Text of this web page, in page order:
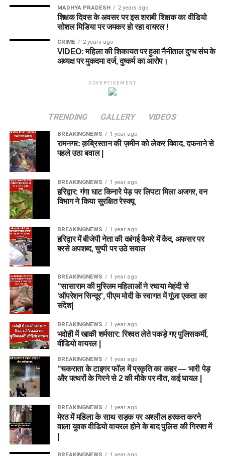
MADHYA PRADESH 2 years ago
शिक्षक दिवस के अवसर पर इस शराबी शिक्षक का वीडियो
सोशल मिडिया पर जमकर हो रहा वायरल !
CRIME 2 years ago
VIDEO: महिला की शिकायत पर हुआ नैनीताल दुग्ध संघ के
अध्यक्ष पर मुकदमा दर्ज, दुष्कर्म का आरोप।
ADVERTISEMENT
TRENDING GALLERY VIDEOS
BREAKINGNEWS 1 year ago
रामनगर: क़ब्रिस्तान की ज़मीन को लेकर विवाद, दफनाने से
पहले उठा बवाल |
BREAKINGNEWS 1 year ago
हरिद्वार: गंगा घाट किनारे पेड़ पर लिपटा मिला अजगर, वन
विभाग ने किया सुरक्षित रेस्क्यू
BREAKINGNEWS 1 year ago
हरिद्वार में बीजेपी नेता की दबंगई कैमरे में कैद, अफसर पर
बरसे अपशब्द, चुप्पी पर उठे सवाल
BREAKINGNEWS 1 year ago
“सासाराम की मुस्लिम महिलाओं ने रचाया मेहंदी से
‘ऑपरेशन सिन्दूर’, पीएम मोदी के स्वागत में गूंजा एकता का
संदेश|
BREAKINGNEWS 1 year ago
भदोही में खाकी शर्मसार: रिश्वत लेते पकड़े गए पुलिसकर्मी,
वीडियो वायरल |
BREAKINGNEWS 1 year ago
“चकराता के टाइगर फॉल में प्रकृति का कहर — भारी पेड़
और पत्थरों के गिरने से 2 की मौके पर मौत, कई घायल |
BREAKINGNEWS 1 year ago
मेरठ में महिला के साथ सड़क पर अश्लील हरकत करने
वाला युवक वीडियो वायरल होने के बाद पुलिस की गिरफ्त में